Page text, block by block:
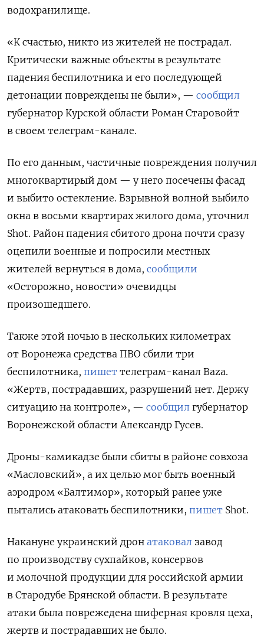
водохранилище.
«К счастью, никто из жителей не пострадал.
Критически важные объекты в результате
падения беспилотника и его последующей
детонации повреждены не были», — сообщил
губернатор Курской области Роман Старовойт
в своем телеграм-канале.
По его данным, частичные повреждения получил
многоквартирый дом — у него посечены фасад
и выбито остекление. Взрывной волной выбило
окна в восьми квартирах жилого дома, уточнил
Shot. Район падения сбитого дрона почти сразу
оцепили военные и попросили местных
жителей вернуться в дома, сообщили
«Осторожно, новости» очевидцы
произошедшего.
Также этой ночью в нескольких километрах
от Воронежа средства ПВО сбили три
беспилотника, пишет телеграм-канал Baza.
«Жертв, пострадавших, разрушений нет. Держу
ситуацию на контроле», — сообщил губернатор
Воронежской области Александр Гусев.
Дроны-камикадзе были сбиты в районе совхоза
«Масловский», а их целью мог быть военный
аэродром «Балтимор», который ранее уже
пытались атаковать беспилотники, пишет Shot.
Накануне украинский дрон атаковал завод
по производству сухпайков, консервов
и молочной продукции для российской армии
в Стародубе Брянской области. В результате
атаки была поврежедена шиферная кровля цеха,
жертв и пострадавших не было.